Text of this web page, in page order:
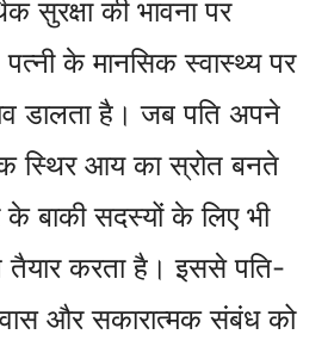
सुरक्षा की भावना पर
पत्नी के मानसिक स्वास्थ्य पर
डालता है। जब पति अपने
स्थिर आय का स्रोत बनते
के बाकी सदस्यों के लिए भी
तैयार करता है। इससे पति-
और सकारात्मक संबंध को